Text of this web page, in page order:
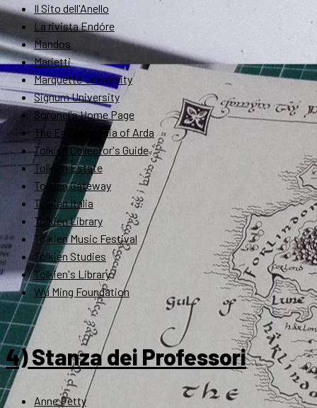
Il Sito dell'Anello
La rivista Endóre
Mandos
Marietti
Marquette University
Signum University
Soronel's Home Page
The Encyclopedia of Arda
Tolkien Collector's Guide
Tolkien Estate
Tolkien Gateway
Tolkien Italia
Tolkien Library
Tolkien Music Festival
Tolkien Studies
Tolkien's Library
Wu Ming Foundation
4) Stanza dei Professori
Anne Petty